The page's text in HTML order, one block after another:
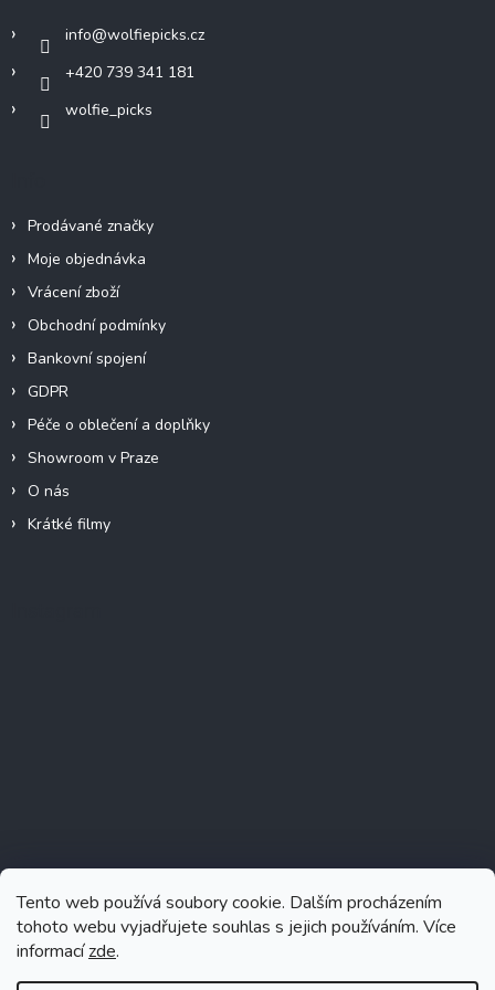
Tento web používá soubory cookie. Dalším procházením
tohoto webu vyjadřujete souhlas s jejich používáním. Více
informacízde.
info@wolfiepicks.cz
+420 739 341 181
wolfie_picks
Prodávané značky
Moje objednávka
Vrácení zboží
Obchodní podmínky
Bankovní spojení
GDPR
Péče o oblečení a doplňky
Showroom v Praze
O nás
Krátké filmy
Sledovat na Instagramu